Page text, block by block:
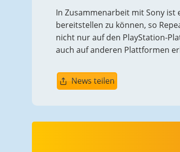
In Zusammenarbeit mit Sony
bereitstellen zu können, so
nicht nur auf den PlayStation-
auch auf anderen Plattformen
News teilen